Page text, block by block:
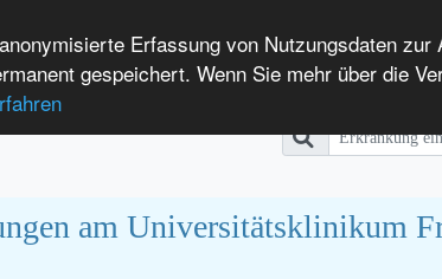
Erfassung von Nutzungsdaten zur
gespeichert. Wenn Sie mehr über die
International Patients
am Universitätsklinikum